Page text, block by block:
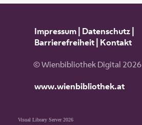
Impressum| Datenschutz|
Barrierefreiheit| Kontakt
© Wienbibliothek Digital 2026
www.wienbibliothek.at
Visual Library Server 2026